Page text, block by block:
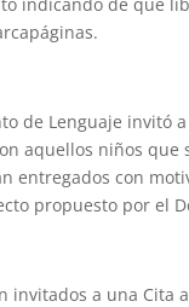
de Lenguaje invitó
aquellos niños que
con
propuesto por el
a una Cita